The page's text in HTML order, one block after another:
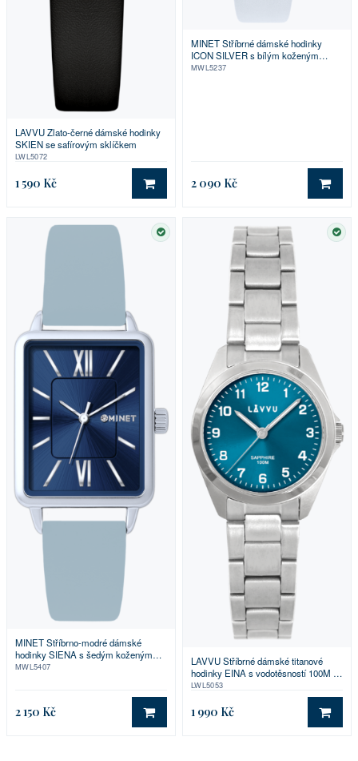
LAVVU Zlato-černé dámské hodinky
SKIEN se safírovým sklíčkem
LWL5072
1 590 Kč DO KOŠÍKU
MINET Stříbrné dámské hodinky
ICON SILVER s bílým koženým
řemínkem
MWL5237
2 090 Kč DO
SKLADEM
MINET Stříbrno-modré dámské
hodinky SIENA s šedým koženým
řemínkem
MWL5407
2 150 Kč DO KOŠÍKU
LAVVU Stříbrné dámské titanové
hodinky EINA s vodotěsností 100M a
safírovým sklem
LWL5053
1 990 Kč DO